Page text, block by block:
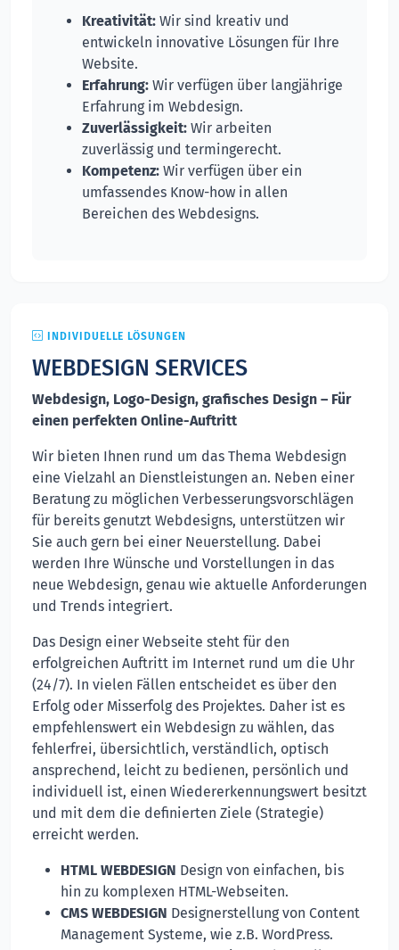
Kreativität: Wir sind kreativ und
entwickeln innovative Lösungen für Ihre
Website.
Erfahrung: Wir verfügen über langjährige
Erfahrung im Webdesign.
Zuverlässigkeit: Wir arbeiten
zuverlässig und termingerecht.
Kompetenz: Wir verfügen über ein
umfassendes Know-how in allen
Bereichen des Webdesigns.
INDIVIDUELLE LÖSUNGEN
WEBDESIGN SERVICES
Webdesign, Logo-Design, grafisches Design – Für
einen perfekten Online-Auftritt
Wir bieten Ihnen rund um das Thema Webdesign
eine Vielzahl an Dienstleistungen an. Neben einer
Beratung zu möglichen Verbesserungsvorschlägen
für bereits genutzt Webdesigns, unterstützen wir
Sie auch gern bei einer Neuerstellung. Dabei
werden Ihre Wünsche und Vorstellungen in das
neue Webdesign, genau wie aktuelle Anforderungen
und Trends integriert.
Das Design einer Webseite steht für den
erfolgreichen Auftritt im Internet rund um die Uhr
(24/7). In vielen Fällen entscheidet es über den
Erfolg oder Misserfolg des Projektes. Daher ist es
empfehlenswert ein Webdesign zu wählen, das
fehlerfrei, übersichtlich, verständlich, optisch
ansprechend, leicht zu bedienen, persönlich und
individuell ist, einen Wiedererkennungswert besitzt
und mit dem die definierten Ziele (Strategie)
erreicht werden.
HTML WEBDESIGN Design von einfachen, bis
hin zu komplexen HTML-Webseiten.
CMS WEBDESIGN Designerstellung von Content
Management Systeme, wie z.B. WordPress.